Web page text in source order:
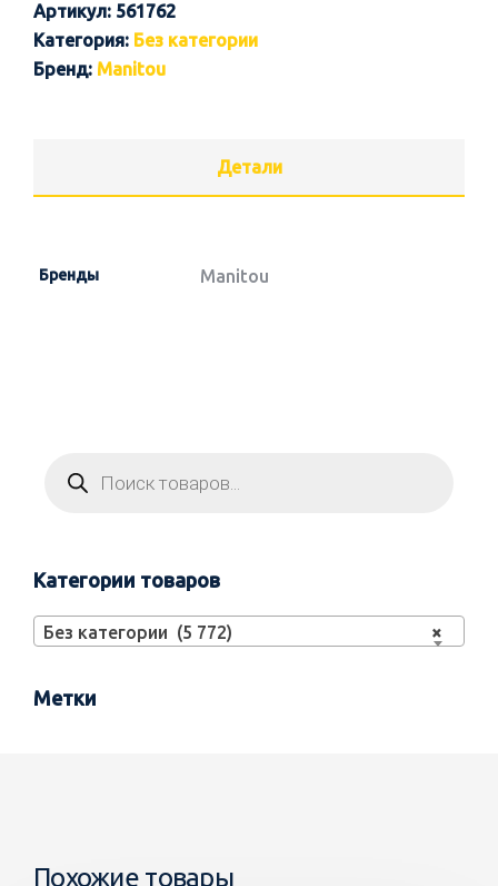
Артикул: 561762
Категория: Без категории
Бренд: Manitou
Детали
Бренды Manitou
Категории товаров
×
Без категории (5 772)
Метки
Похожие товары